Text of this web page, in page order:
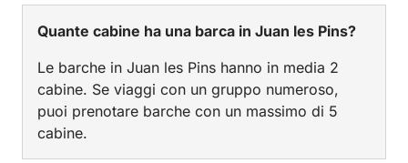
Quante cabine ha una barca in Juan les Pins?
Le barche in Juan les Pins hanno in media 2
cabine. Se viaggi con un gruppo numeroso,
puoi prenotare barche con un massimo di 5
cabine.